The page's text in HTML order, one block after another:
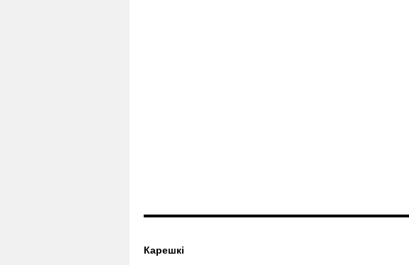
Карешкі